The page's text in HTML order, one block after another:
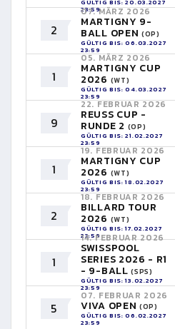
GÜLTIG BIS: 20.03.2027
23:59
2
07. MÄRZ 2026
MARTIGNY 9-
BALL OPEN (OP)
GÜLTIG BIS: 06.03.2027
23:59
1
05. MÄRZ 2026
MARTIGNY CUP
2026 (WT)
GÜLTIG BIS: 04.03.2027
23:59
9
22. FEBRUAR 2026
REUSS CUP -
RUNDE 2 (OP)
GÜLTIG BIS: 21.02.2027
23:59
1
19. FEBRUAR 2026
MARTIGNY CUP
2026 (WT)
GÜLTIG BIS: 18.02.2027
23:59
2
18. FEBRUAR 2026
BILLARD TOUR
2026 (WT)
GÜLTIG BIS: 17.02.2027
23:59
1
14. FEBRUAR 2026
SWISSPOOL
SERIES 2026 - R1
- 9-BALL(SPS)
GÜLTIG BIS: 13.02.2027
23:59
5
07. FEBRUAR 2026
VIVA OPEN (OP)
GÜLTIG BIS: 06.02.2027
23:59